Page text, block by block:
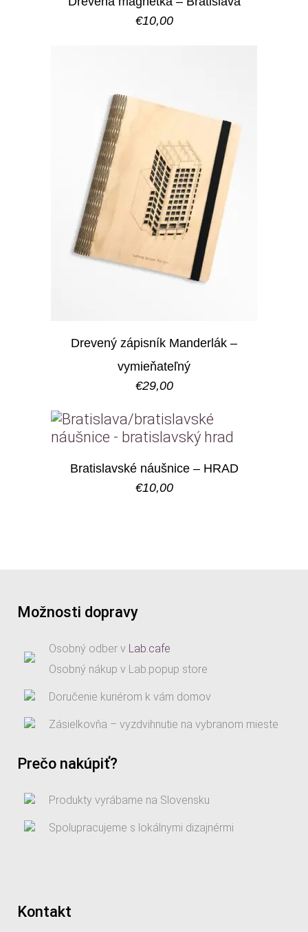
€10,00
Drevený zápisník Manderlák –
vymieňateľný
€29,00
Bratislavské náušnice – HRAD
€10,00
Možnosti dopravy
Osobný odber v Lab.cafe
Osobný nákup v Lab.popup store
Doručenie kuriérom k vám domov
Zásielkovňa – vyzdvihnutie na vybranom mieste
Prečo nakúpiť?
Produkty vyrábame na Slovensku
Spolupracujeme s lokálnymi dizajnérmi
Kontakt